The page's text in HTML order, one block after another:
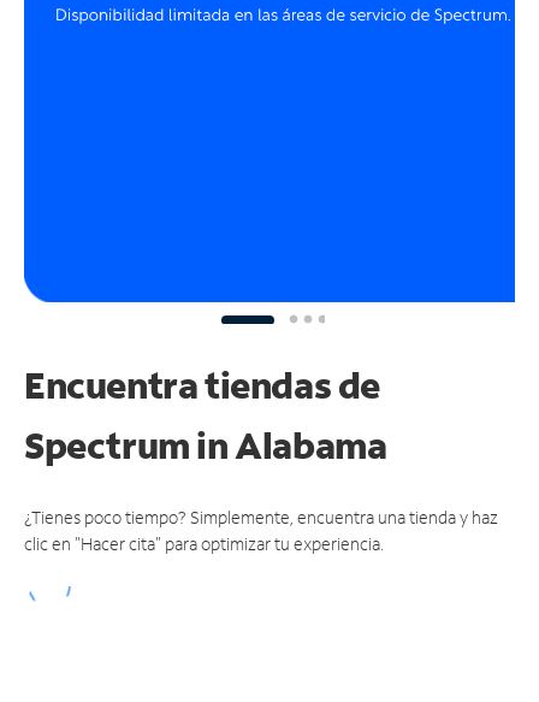
Encuentra tiendas de
Spectrumin Alabama
¿Tienes poco tiempo? Simplemente, encuentra una tienda y haz
clic en "Hacer cita" para optimizar tu experiencia.